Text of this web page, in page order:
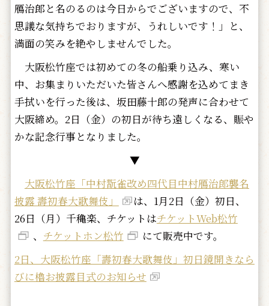
鴈治郎と名のるのは今日からでございますので、不
思議な気持ちでおりますが、うれしいです！」と、
満面の笑みを絶やしませんでした。
大阪松竹座では初めての冬の船乗り込み、寒い
中、お集まりいただいた皆さんへ感謝を込めてまき
手拭いを行った後は、坂田藤十郎の発声に合わせて
大阪締め。2日（金）の初日が待ち遠しくなる、賑や
かな記念行事となりました。
▼
大阪松竹座「中村翫雀改め四代目中村鴈治郎襲名
披露 壽初春大歌舞伎」
は、1月2日（金）初日、
26日（月）千穐楽、チケットはチケットWeb松竹
、 チケットホン松竹
にて販売中です。
2日、大阪松竹座「壽初春大歌舞伎」初日鏡開きなら
びに櫓お披露目式のお知らせ